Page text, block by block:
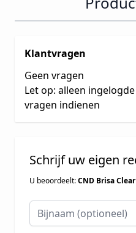
Klantvragen
Geen vragen
Let op: alleen
vragen indienen
Schrijf uw eigen
U beoordeelt:CND Brisa
Bijnaam